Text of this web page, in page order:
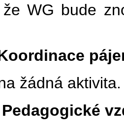
WG bude
žádná aktivita.
Pedagogické